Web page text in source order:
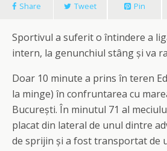
Share Tweet Pin
Sportivul a suferit o întindere a
intern, la genunchiul stâng și va
Doar 10 minute a prins în teren
la minge) în confruntarea cu
București. În minutul 71 al
placat din lateral de unul dintre
de sprijin și a fost transportat de